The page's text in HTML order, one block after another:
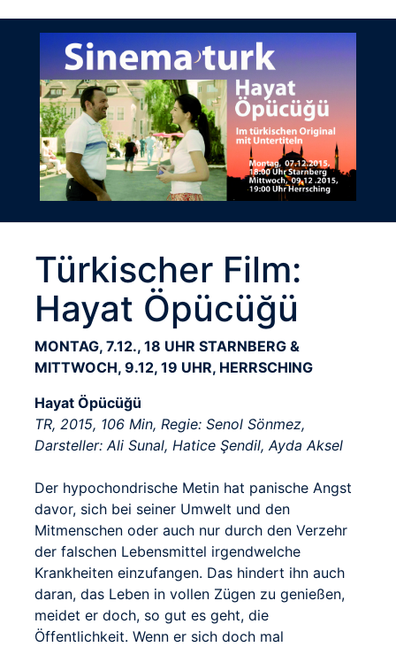
Türkischer Film:
Hayat Öpücüğü
MONTAG, 7.12., 18 UHR STARNBERG &
MITTWOCH, 9.12, 19 UHR, HERRSCHING
Hayat Öpücüğü
TR, 2015, 106 Min, Regie: Senol Sönmez,
Darsteller: Ali Sunal, Hatice Şendil, Ayda Aksel
Der hypochondrische Metin hat panische Angst
davor, sich bei seiner Umwelt und den
Mitmenschen oder auch nur durch den Verzehr
der falschen Lebensmittel irgendwelche
Krankheiten einzufangen. Das hindert ihn auch
daran, das Leben in vollen Zügen zu genießen,
meidet er doch, so gut es geht, die
Öffentlichkeit. Wenn er sich doch mal